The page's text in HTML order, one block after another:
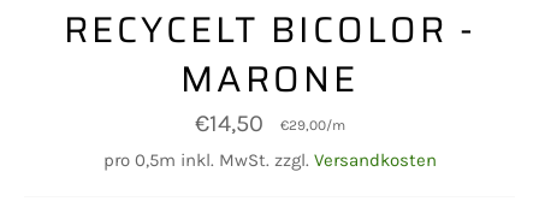
RECYCELT BICOLOR -
MARONE
Normaler
Preis
€14,50 €29,00/m
pro 0,5m inkl. MwSt. zzgl. Versandkosten